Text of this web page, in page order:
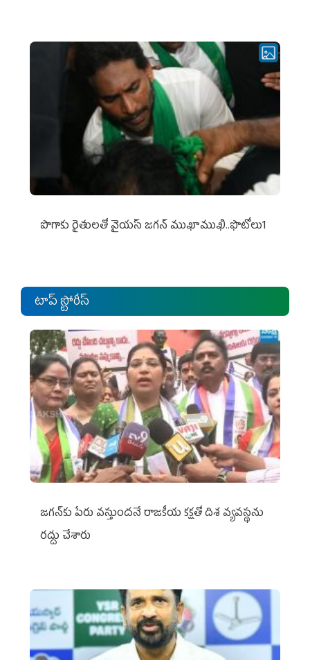
పొగాకు రైతుల‌తో వైయ‌స్ జ‌గ‌న్ ముఖాముఖి..ఫొటోలు1
టాప్ స్టోరీస్
జగన్‌కు పేరు వస్తుందనే రాజకీయ కక్షతో దిశ వ్య‌వ‌స్థ‌ను
రద్దు చేశారు